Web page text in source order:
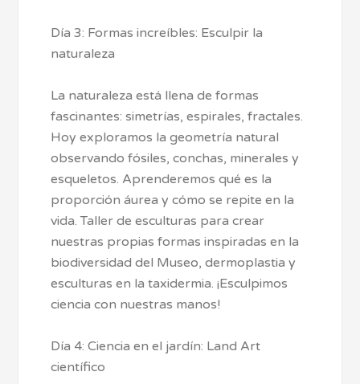
Día 3: Formas increíbles: Esculpir la
naturaleza
La naturaleza está llena de formas
fascinantes: simetrías, espirales, fractales.
Hoy exploramos la geometría natural
observando fósiles, conchas, minerales y
esqueletos. Aprenderemos qué es la
proporción áurea y cómo se repite en la
vida. Taller de esculturas para crear
nuestras propias formas inspiradas en la
biodiversidad del Museo, dermoplastia y
esculturas en la taxidermia. ¡Esculpimos
ciencia con nuestras manos!
Día 4: Ciencia en el jardín: Land Art
científico